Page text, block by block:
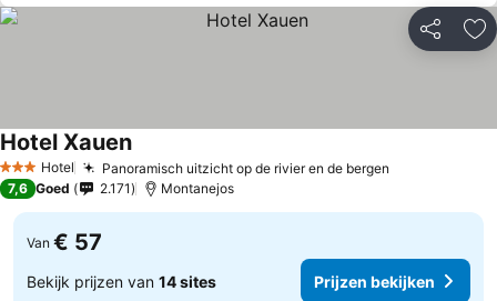
Delen
3 SterrenHotel Panoramisch uitzicht op de rivier en de bergen
Hotel Xauen
7,6 Goed 2.171 Montanejos
Van € 57
Bekijk prijzen van 14 sites Prijzen bekijken